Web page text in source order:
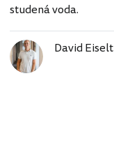
studená voda.
David Eiselt